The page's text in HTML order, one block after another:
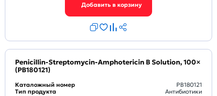
Penicillin-Streptomycin-Amphotericin B Solution, 100×
(PB180121)
Каталожный номер
PB180121
Тип продукта
Антибиотики